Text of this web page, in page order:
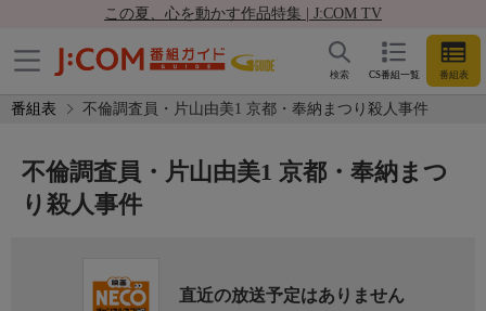
この夏、心を動かす作品特集 | J:COM TV
CS番組一覧 番組表
検索
番組表 不倫調査員・片山由美1 京都・奉納まつり殺人事件
不倫調査員・片山由美1 京都・奉納まつ
り殺人事件
直近の放送予定はありません